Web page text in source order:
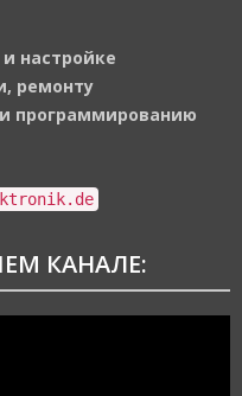
настройке
ремонту
программированию
КАНАЛЕ: